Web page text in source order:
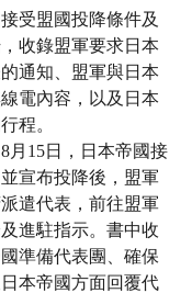
受盟國投降條件及
收錄盟軍要求日本
通知、盟軍與日本
電內容，以及日本
程。
月15日，日本帝國接
宣布投降後，盟軍
遣代表，前往盟軍
進駐指示。書中收
準備代表團、確保
本帝國方面回覆代